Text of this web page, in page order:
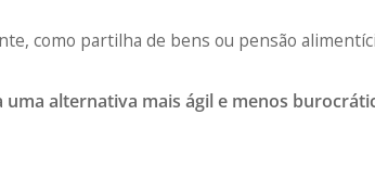
como partilha de bens ou pensão
alternativa mais ágil e menos